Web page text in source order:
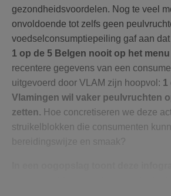
gezondheidsvoordelen. Nog te veel
onvoldoende tot zelfs geen
voedselconsumptiepeiling gaf aan dat
1 op de 5 Belgen nooit op het
recentere gegevens van een
uitgevoerd door VLAM zijn hoopvol: 1
Vlamingen wil vaker peulvruchten
zetten. Hoe concretiseren we deze
struikelblokken die consumenten